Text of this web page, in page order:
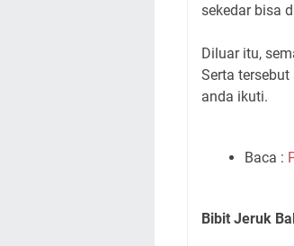
sekedar bisa
Diluar itu,
Serta
anda ikuti.
Baca :
Bibit Jeruk